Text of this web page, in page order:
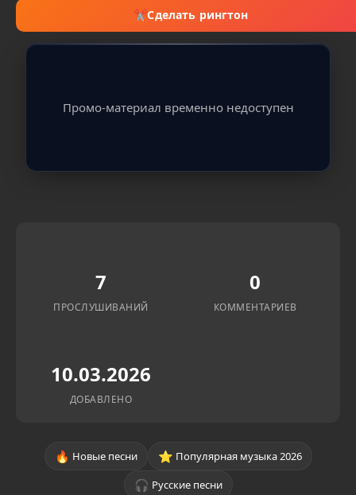
✂Сделать рингтон
Промо-материал временно недоступен
7
ПРОСЛУШИВАНИЙ
0
КОММЕНТАРИЕВ
10.03.2026
ДОБАВЛЕНО
🔥 Новые песни ⭐ Популярная музыка 2026
🎧 Русские песни